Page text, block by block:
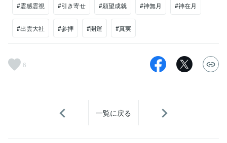
#霊感霊視 #引き寄せ #願望成就 #神無月 #神在月
#出雲大社 #参拝 #開運 #真実
6
一覧に戻る